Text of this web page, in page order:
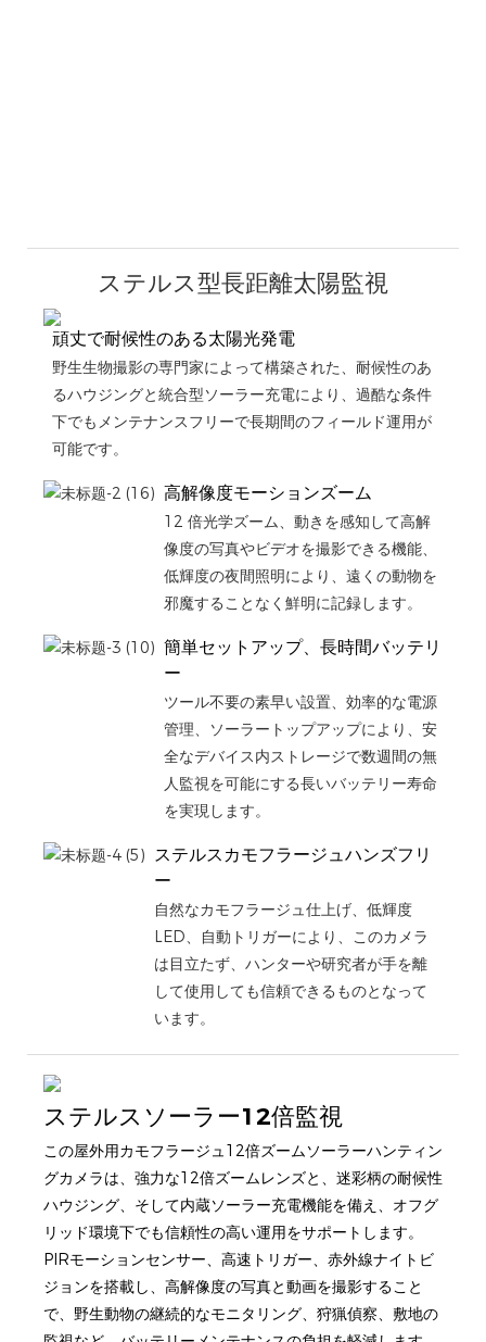
ステルス型長距離太陽監視
頑丈で耐候性のある太陽光発電
野生生物撮影の専門家によって構築された、耐候性のあ
るハウジングと統合型ソーラー充電により、過酷な条件
下でもメンテナンスフリーで長期間のフィールド運用が
可能です。
高解像度モーションズーム
12 倍光学ズーム、動きを感知して高解
像度の写真やビデオを撮影できる機能、
低輝度の夜間照明により、遠くの動物を
邪魔することなく鮮明に記録します。
簡単セットアップ、長時間バッテリ
ー
ツール不要の素早い設置、効率的な電源
管理、ソーラートップアップにより、安
全なデバイス内ストレージで数週間の無
人監視を可能にする長いバッテリー寿命
を実現します。
ステルスカモフラージュハンズフリ
ー
自然なカモフラージュ仕上げ、低輝度
LED、自動トリガーにより、このカメラ
は目立たず、ハンターや研究者が手を離
して使用しても信頼できるものとなって
います。
ステルスソーラー12倍監視
この屋外用カモフラージュ12倍ズームソーラーハンティン
グカメラは、強力な12倍ズームレンズと、迷彩柄の耐候性
ハウジング、そして内蔵ソーラー充電機能を備え、オフグ
リッド環境下でも信頼性の高い運用をサポートします。
PIRモーションセンサー、高速トリガー、赤外線ナイトビ
ジョンを搭載し、高解像度の写真と動画を撮影すること
で、野生動物の継続的なモニタリング、狩猟偵察、敷地の